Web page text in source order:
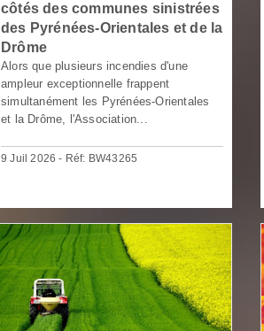
côtés des communes sinistrées
des Pyrénées-Orientales et de la
Drôme
Alors que plusieurs incendies d'une
ampleur exceptionnelle frappent
simultanément les Pyrénées-Orientales
et la Drôme, l'Association...
9 Juil 2026 - Réf: BW43265